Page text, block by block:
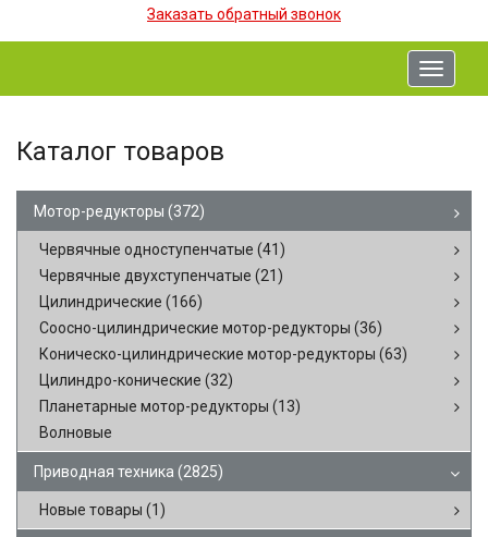
Заказать обратный звонок
Toggle
Каталог товаров
Мотор-редукторы (372)
Червячные одноступенчатые (41)
Червячные двухступенчатые (21)
Цилиндрические (166)
Соосно-цилиндрические мотор-редукторы (36)
Коническо-цилиндрические мотор-редукторы (63)
Цилиндро-конические (32)
Планетарные мотор-редукторы (13)
Волновые
Приводная техника (2825)
Новые товары (1)